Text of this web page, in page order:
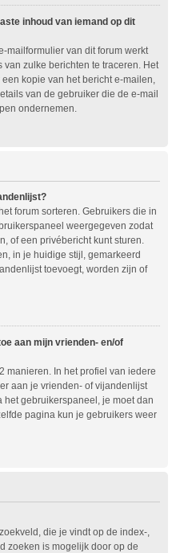
inhoud van iemand op dit
mailformulier van dit forum werkt
zulke berichten te traceren. Het
kopie van het bericht e-mailen,
van de gebruiker die de e-mail
ondernemen.
forum sorteren. Gebruikers die in
weergegeven zodat
of een privébericht kunt sturen.
in je huidige stijl, gemarkeerd
toevoegt, worden zijn of
aan mijn vrienden- en/of
manieren. In het profiel van iedere
aan je vrienden- of vijandenlijst
het gebruikerspaneel, je moet dan
pagina kun je gebruikers weer
die je vindt op de index-,
zoeken is mogelijk door op de